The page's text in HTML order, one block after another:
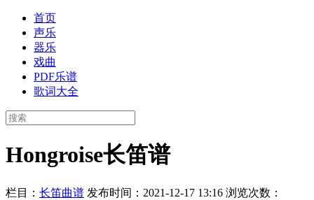
首页
声乐
器乐
戏曲
PDF乐谱
歌词大全
Hongroise长笛谱
栏目： 长笛曲谱 发布时间：2021-12-17 13:16 浏览次数：